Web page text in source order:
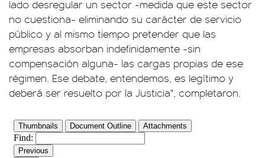
lado desregular un sector -medida que este sector
no cuestiona- eliminando su carácter de servicio
público y al mismo tiempo pretender que las
empresas absorban indefinidamente -sin
compensación alguna- las cargas propias de ese
régimen. Ese debate, entendemos, es legítimo y
deberá ser resuelto por la Justicia", completaron.